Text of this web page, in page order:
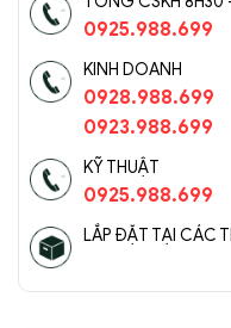
0925.988.699
KINH DOANH
0928.988.699
0923.988.699
KỸ THUẬT
0925.988.699
LẮP ĐẶT TẠI CÁC